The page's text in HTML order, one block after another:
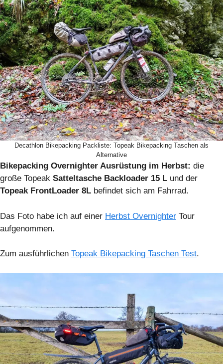
Decathlon Bikepacking Packliste: Topeak Bikepacking Taschen als
Alternative
Bikepacking Overnighter Ausrüstung im Herbst: die
große Topeak Satteltasche Backloader 15 L und der
Topeak FrontLoader 8L befindet sich am Fahrrad.
Das Foto habe ich auf einer Herbst Overnighter Tour
aufgenommen.
Zum ausführlichen Topeak Bikepacking Taschen Test.